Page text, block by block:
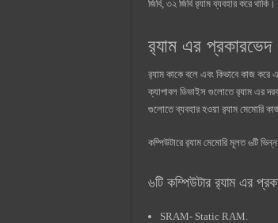
জিবি, ৩২ জিবি র‍্যাম ব্যবহার করে থাকি।
র‍্যাম এর প্রকারভেদ
র‍্যাম কাকে বলে এবং কিভাবে কাজ করে
ক্যাপাবল ডিভাইস গুলোতে র‍্যাম এর
গুলোতে ব্যবহার হওয়া র‍্যাম মেমোরি
কম্পিউটারে র‍্যাম মেমোরি মূলত ৬টি
৬টি কম্পিউটার র‍্যাম এর
SRAM- Static RAM.